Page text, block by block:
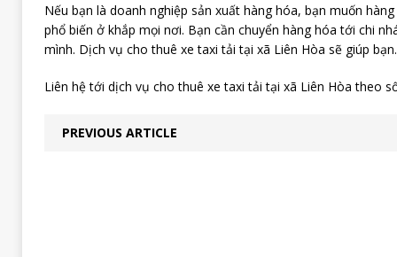
Nếu bạn là doanh nghiệp sản xuất hàng hóa, bạn muốn
phổ biến ở khắp mọi nơi. Bạn cần chuyển hàng hóa tới chi
mình. Dịch vụ cho thuê xe taxi tải tại xã Liên Hòa sẽ giúp bạn.
Liên hệ tới dịch vụ cho thuê xe taxi tải tại xã Liên Hòa theo
PREVIOUS ARTICLE